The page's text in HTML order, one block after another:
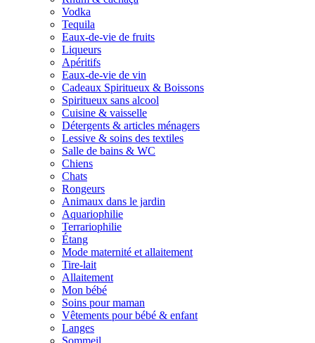
Vodka
Tequila
Eaux-de-vie de fruits
Liqueurs
Apéritifs
Eaux-de-vie de vin
Cadeaux Spiritueux & Boissons
Spiritueux sans alcool
Cuisine & vaisselle
Détergents & articles ménagers
Lessive & soins des textiles
Salle de bains & WC
Chiens
Chats
Rongeurs
Animaux dans le jardin
Aquariophilie
Terrariophilie
Étang
Mode maternité et allaitement
Tire-lait
Allaitement
Mon bébé
Soins pour maman
Vêtements pour bébé & enfant
Langes
Sommeil